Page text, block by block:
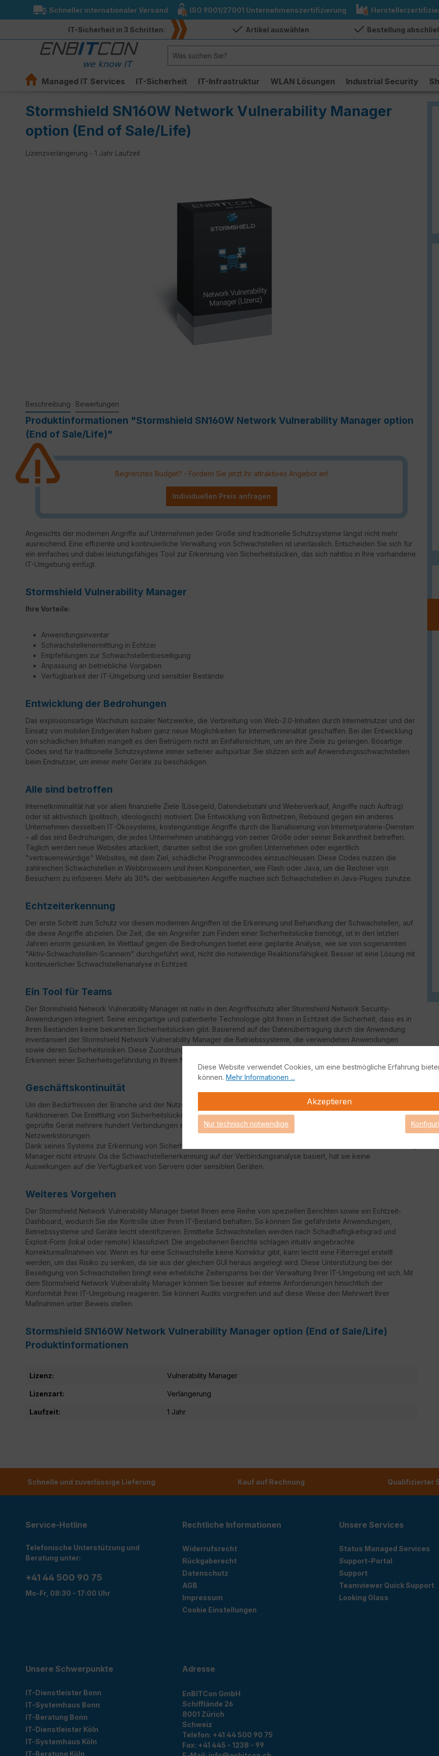
Zur Hauptnavigation springen
Schneller internationaler Versand ISO 9001/27001 Unternehmenszertifizierung
IT-Sicherheit in 3 Schritten: Artikel auswählen Bestellung
Managed IT Services IT-Sicherheit IT-Infrastruktur WLAN Lösungen Industrial Security
Stormshield SN160W Network Vulnerability Manager
option (End of Sale/Life)
Lizenzverlängerung - 1 Jahr Laufzeit
Beschreibung Bewertungen
Produktinformationen "Stormshield SN160W Network Vulnerability Manager option
(End of Sale/Life)"
Begrenztes Budget? - Fordern Sie jetzt Ihr attraktives Angebot an!
Individuellen Preis anfragen
Angesichts der modernen Angriffe auf Unternehmen jeder Größe sind traditionelle Schutzsysteme längst nicht mehr
ausreichend. Eine effiziente und kontinuierliche Verwaltung von Schwachstellen ist unerlässlich. Entscheiden Sie sich für
ein einfaches und dabei leistungsfähiges Tool zur Erkennung von Sicherheitslücken, das sich nahtlos in Ihre vorhandene
IT-Umgebung einfügt.
Stormshield Vulnerability Manager
Ihre Vorteile:
Anwendungsinventar
Schwachstellenermittlung in Echtzei
Empfehlungen zur Schwachstellenbeseitigung
Anpassung an betriebliche Vorgaben
Verfügbarkeit der IT-Umgebung und sensibler Bestände
Entwicklung der Bedrohungen
Das explosionsartige Wachstum sozialer Netzwerke, die Verbreitung von Web-2.0-Inhalten durch Internetnutzer und der
Einsatz von mobilen Endgeräten haben ganz neue Möglichkeiten für Internetkriminalität geschaffen. Bei der Entwicklung
von schädlichen Inhalten mangelt es den Betrügern nicht an Einfallsreichtum, um an ihre Ziele zu gelangen. Bösartige
Codes sind für traditionelle Schutzsysteme immer seltener aufspürbar. Sie stützen sich auf Anwendungsschwachstellen
beim Endnutzer, um immer mehr Geräte zu beschädigen.
Alle sind betroffen
Internetkriminalität hat vor allem finanzielle Ziele (Lösegeld, Datendiebstahl und Weiterverkauf, Angriffe nach Auftrag)
oder ist aktivistisch (politisch, ideologisch) motiviert. Die Entwicklung von Botnetzen, Rebound gegen ein anderes
Unternehmen desselben IT-Ökosystems, kostengünstige Angriffe durch die Banalisierung von Internetpiraterie-Diensten
– all das sind Bedrohungen, die jedes Unternehmen unabhängig von seiner Größe oder seiner Bekanntheit betreffen.
Täglich werden neue Websites attackiert, darunter selbst die von großen Unternehmen oder eigentlich
"vertrauenswürdige" Websites, mit dem Ziel, schädliche Programmcodes einzuschleusen. Diese Codes nutzen die
zahlreichen Schwachstellen in Webbrowsern und ihren Komponenten, wie Flash oder Java, um die Rechner von
Besuchern zu infizieren. Mehr als 30% der webbasierten Angriffe machen sich Schwachstellen in Java-Plugins zunutze.
Echtzeiterkennung
Der erste Schritt zum Schutz vor diesen modernen Angriffen ist die Erkennung und Behandlung der Schwachstellen, auf
die diese Angriffe abzielen. Die Zeit, die ein Angreifer zum Finden einer Sicherheitslücke benötigt, ist in den letzten
Jahren enorm gesunken. Im Wettlauf gegen die Bedrohungen bietet eine geplante Analyse, wie sie von sogenannten
"Aktiv-Schwachstellen-Scannern" durchgeführt wird, nicht die notwendige Reaktionsfähigkeit. Besser ist eine Lösung mit
kontinuierlicher Schwachstellenanalyse in Echtzeit.
Ein Tool für Teams
Der Stormshield Network Vulnerability Manager ist nativ in den Angriffsschutz aller Stormshield Network Security-
Anwendungen integriert. Seine einzigartige und patentierte Technologie gibt Ihnen in Echtzeit die Sicherheit, dass es in
Ihren Beständen keine bekannten Sicherheitslücken gibt. Basierend auf der Datenübertragung durch die Anwendung
inventarisiert der Stormshield Network Vulnerability Manager die Betriebssysteme, die verwendeten Anwendungen
sowie deren Sicherheitsrisiken. Diese Zuordnung liefert einen kontinuierlichen Überblick über Ihren IT-Bestand. Bei
Erkennen einer Sicherheitsgefährdung in Ihrem Netzwerk wird umgehend eine Warnmeldung ausgegeben.
Geschäftskontinuität
Um den Bedürfnissen der Branche und der Nutzer gerecht zu werden, müssen Unternehmensnetzwerke immer
funktionieren. Die Ermittlung von Sicherheitslücken erfolgt häufig durch sogenannte "aktive" Scans, die für jedes
geprüfte Gerät mehrere hundert Verbindungen erzeugen. Diese Scans führen häufig zu Hardwareausfällen und/oder
Netzwerkstörungen.
Dank seines Systems zur Erkennung von Sicherheitslücken direkt im Datenstrom ist der Stormshield Network Vulnerability
Manager nicht intrusiv. Da die Schwachstellenerkennung auf der Verbindungsanalyse basiert, hat sie keine
Auswirkungen auf die Verfügbarkeit von Servern oder sensiblen Geräten.
Weiteres Vorgehen
Der Stormshield Network Vulnerability Manager bietet Ihnen eine Reihe von speziellen Berichten sowie ein Echtzeit-
Dashboard, wodurch Sie die Kontrolle über Ihren IT-Bestand behalten. So können Sie gefährdete Anwendungen,
Betriebssysteme und Geräte leicht identifizieren. Ermittelte Schwachstellen werden nach Schadhaftigkeitsgrad und
Exploit-Form (lokal oder remote) klassifiziert. Die angebotenen Berichte schlagen intuitiv angebrachte
Korrekturmaßnahmen vor. Wenn es für eine Schwachstelle keine Korrektur gibt, kann leicht eine Filterregel erstellt
werden, um das Risiko zu senken, da sie aus der gleichen GUI heraus angelegt wird. Diese Unterstützung bei der
Beseitigung von Schwachstellen bringt eine erhebliche Zeitersparnis bei der Verwaltung Ihrer IT-Umgebung mit sich. Mit
dem Stormshield Network Vulnerability Manager können Sie besser auf interne Anforderungen hinsichtlich der
Konformität Ihrer IT-Umgebung reagieren. Sie können Audits vorgreifen und auf diese Weise den Mehrwert Ihrer
Maßnahmen unter Beweis stellen.
Stormshield SN160W Network Vulnerability Manager option (End of Sale/Life)
Produktinformationen
Lizenz: Vulnerability Manager
Lizenzart: Verlängerung
Laufzeit: 1 Jahr
Schnelle und zuverlässige Lieferung Kauf auf Rechnung Qualifizierter
Service-Hotline
Telefonische Unterstützung und
Beratung unter:
+41 44 500 90 75
Mo-Fr, 08:30 - 17:00 Uhr
Rechtliche Informationen
Widerrufsrecht
Rückgaberecht
Datenschutz
AGB
Impressum
Cookie Einstellungen
Unsere Services
Status Managed Services
Support-Portal
Support
Teamviewer Quick Support
Looking Glass
Unsere Schwerpunkte
IT-Dienstleister Bonn
IT-Systemhaus Bonn
IT-Beratung Bonn
IT-Dienstleister Köln
IT-Systemhaus Köln
IT-Beratung Köln
Adresse
EnBITCon GmbH
Schifflände 26
8001 Zürich
Schweiz
Telefon: +41 44 500 90 75
Fax: +41 445 - 1238 - 99
Diese Website verwendet Cookies, um eine bestmögliche Erfahrung
können. Mehr Informationen ...
Akzeptieren
Nur technisch notwendige